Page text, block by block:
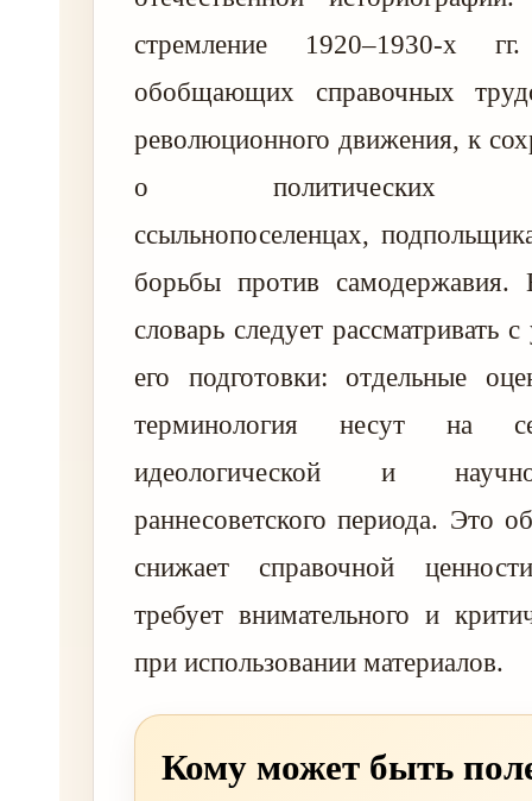
стремление 1920–1930-х
обобщающих справочных
революционного движения, к
о политических
ссыльнопоселенцах,
борьбы против
словарь следует рассматривать
его подготовки: отдельные
терминология несут на
идеологической и
раннесоветского периода. Это
снижает справочной
требует внимательного и
при использовании материалов.
Кому может быть